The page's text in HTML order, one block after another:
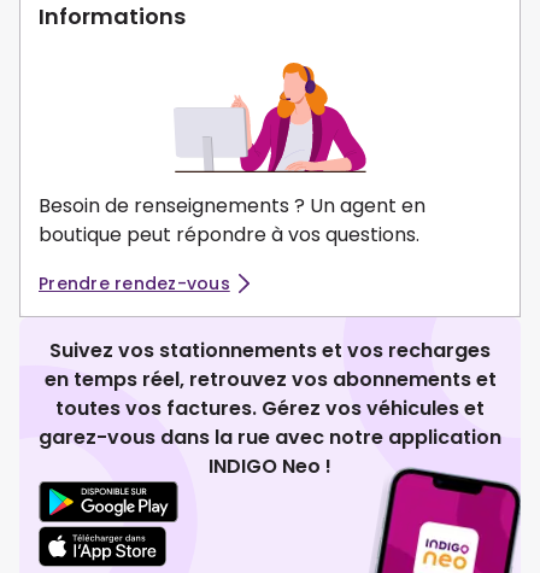
Informations
Besoin de renseignements ? Un agent en
boutique peut répondre à vos questions.
Prendre rendez-vous
Suivez vos stationnements et vos recharges
en temps réel, retrouvez vos abonnements et
toutes vos factures. Gérez vos véhicules et
garez-vous dans la rue avec notre application
INDIGO Neo !